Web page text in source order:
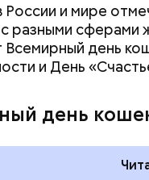
России и мире
с разными сферами
Всемирный день
и День
день
порезанные
К ним добавляются
масло.